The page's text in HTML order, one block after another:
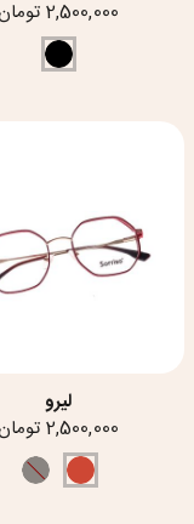
2,500,000 تومان
لیرو
2,500,000 تومان